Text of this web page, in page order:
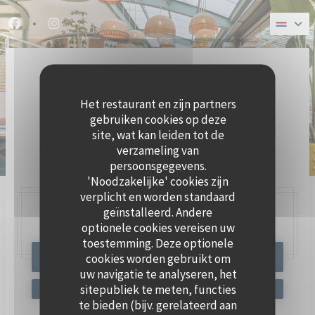
Cookies beheer paneel
Het restaurant en zijn partners
gebruiken cookies op deze
site, wat kan leiden tot de
verzameling van
persoonsgegevens.
'Noodzakelijke' cookies zijn
verplicht en worden standaard
geïnstalleerd. Andere
optionele cookies vereisen uw
toestemming. Deze optionele
cookies worden gebruikt om
uw navigatie te analyseren, het
sitepubliek te meten, functies
te bieden (bijv. gerelateerd aan
Facebook ((opent in een nieuw venster))
Instagram ((opent in een nieuw venster))
BRASSERIE ZEEVRUCHTEN
47, Quai Charles Pasqua,92300 Levallois-Perret
RESERVEER EEN TAFEL